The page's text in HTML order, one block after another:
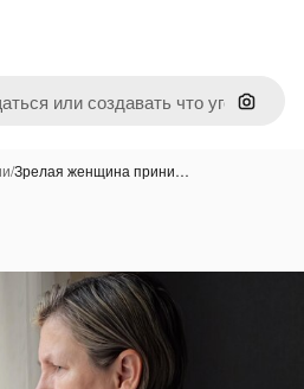
Поиск
/Зрелая женщина прини…